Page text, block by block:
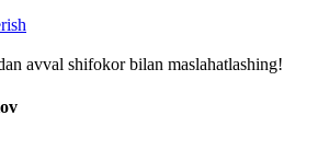
avval shifokor bilan maslahatlashing!